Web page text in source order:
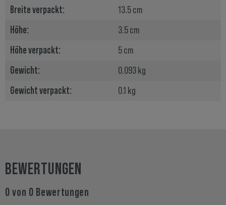
Breite verpackt:
13.5 cm
Höhe:
3.5 cm
Höhe verpackt:
5 cm
Gewicht:
0.093 kg
Gewicht verpackt:
0.1 kg
BEWERTUNGEN
0 von 0 Bewertungen